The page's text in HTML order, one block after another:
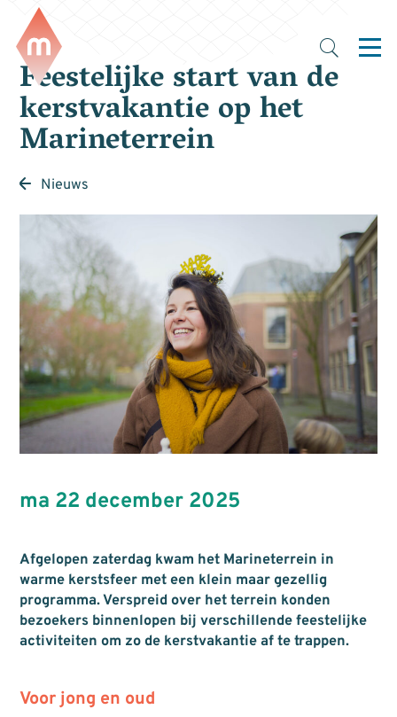
Feestelijke start van de
kerstvakantie op het
Marineterrein
Nieuws
ma 22 december 2025
Afgelopen zaterdag kwam het Marineterrein in
warme kerstsfeer met een klein maar gezellig
programma. Verspreid over het terrein konden
bezoekers binnenlopen bij verschillende feestelijke
activiteiten om zo de kerstvakantie af te trappen.
Voor jong en oud